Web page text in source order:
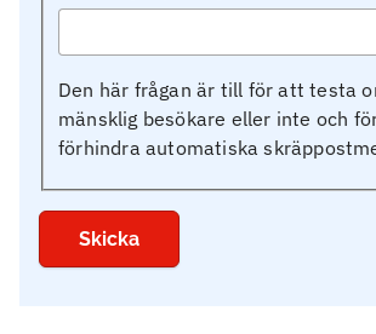
Den här frågan är till för att testa
mänsklig besökare eller inte och
förhindra automatiska